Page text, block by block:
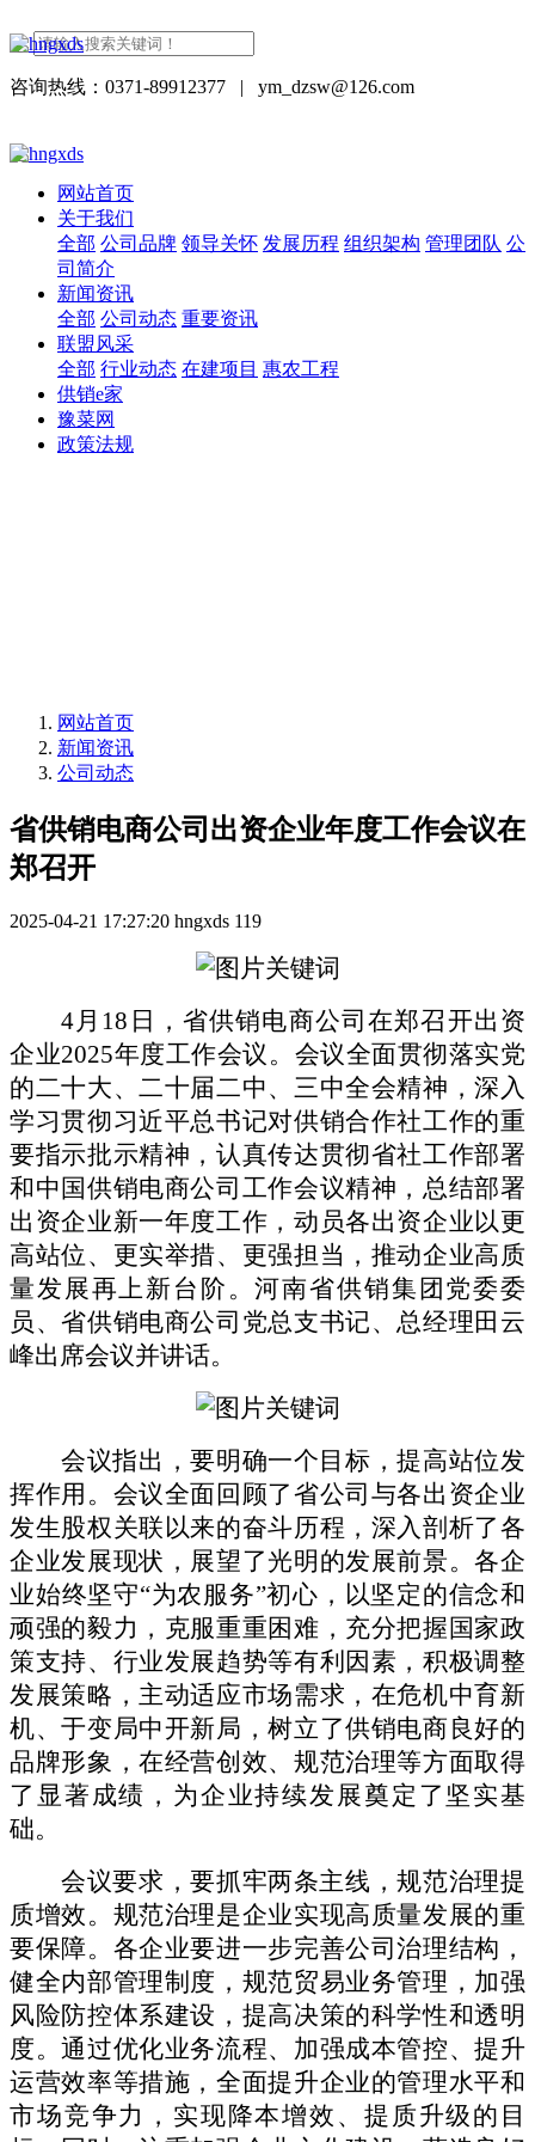
咨询热线：0371-89912377 | ym_dzsw@126.com
网站首页
关于我们
全部 公司品牌 领导关怀 发展历程 组织架构 管理团队 公
司简介
新闻资讯
全部 公司动态 重要资讯
联盟风采
全部 行业动态 在建项目 惠农工程
供销e家
豫菜网
政策法规
网站首页
新闻资讯
公司动态
省供销电商公司出资企业年度工作会议在
郑召开
2025-04-21 17:27:20 hngxds 119
4月18日，省供销电商公司在郑召开出资
企业2025年度工作会议。会议全面贯彻落实党
的二十大、二十届二中、三中全会精神，深入
学习贯彻习近平总书记对供销合作社工作的重
要指示批示精神，认真传达贯彻省社工作部署
和中国供销电商公司工作会议精神，总结部署
出资企业新一年度工作，动员各出资企业以更
高站位、更实举措、更强担当，推动企业高质
量发展再上新台阶。河南省供销集团党委委
员、省供销电商公司党总支书记、总经理田云
峰出席会议并讲话。
会议指出，要明确一个目标，提高站位发
挥作用 。会议全面回顾了省公司与各出资企业
发生股权关联以来的奋斗历程，深入剖析了各
企业发展现状，展望了光明的发展前景。各企
业始终坚守“为农服务”初心，以坚定的信念和
顽强的毅力，克服重重困难，充分把握国家政
策支持、行业发展趋势等有利因素，积极调整
发展策略，主动适应市场需求，在危机中育新
机、于变局中开新局，树立了供销电商良好的
品牌形象，在经营创效、规范治理等方面取得
了显著成绩，为企业持续发展奠定了坚实基
础。
会议要求，要抓牢两条主线，规范治理提
质增效。 规范治理是企业实现高质量发展的重
要保障。各企业要进一步完善公司治理结构，
健全内部管理制度，规范贸易业务管理，加强
风险防控体系建设，提高决策的科学性和透明
度。通过优化业务流程、加强成本管控、提升
运营效率等措施，全面提升企业的管理水平和
市场竞争力，实现降本增效、提质升级的目